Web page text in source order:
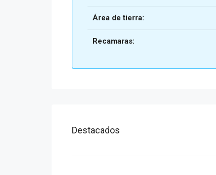
Área de tierra:
Recamaras:
Destacados